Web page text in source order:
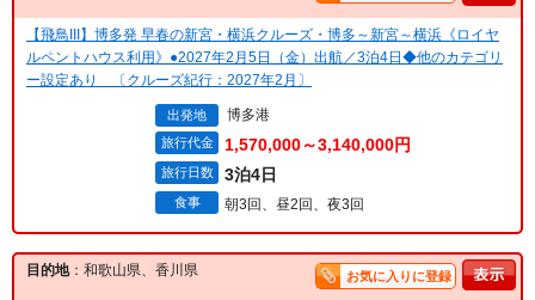
【飛鳥III】博多発 早春の新宮・横浜クルーズ・博多～新宮～横浜《ロイヤ
ルペントハウス利用》●2027年2月5日（金）出航／3泊4日◆他のカテゴリ
ー設定あり 〔クルーズ紀行：2027年2月〕
出発地 博多港
旅行代金 1,570,000～3,140,000円
旅行日数 3泊4日
食事 朝3回、昼2回、夜3回
目的地：和歌山県、香川県 お気に入りに登録